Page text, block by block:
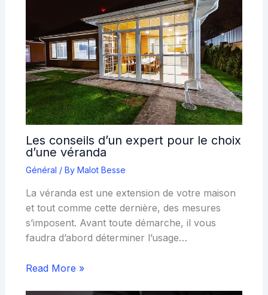
Les conseils d’un expert pour le choix
d’une véranda
Général / By Malot Besse
La véranda est une extension de votre maison
et tout comme cette dernière, des mesures
s’imposent. Avant toute démarche, il vous
faudra d’abord déterminer l’usage…
Read More »